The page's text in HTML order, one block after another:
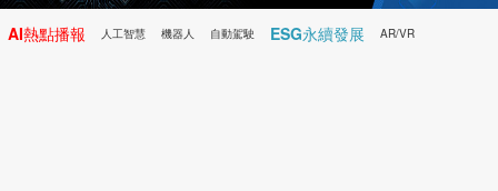
AI熱點播報 人工智慧 機器人 自動駕駛 ESG永續發展 AR/VR